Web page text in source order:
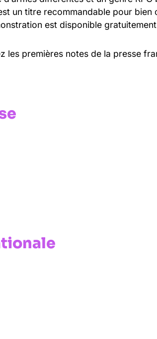
un titre recommandable pour bien
est disponible
les premières notes de la presse